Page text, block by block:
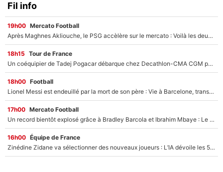
Fil info
19h00 Mercato Football
Après Maghnes Akliouche, le PSG accèlère sur le mercato : Voilà les deux nouvelles recrues qui vont signer la semaine prochaine ?
18h15 Tour de France
Un coéquipier de Tadej Pogacar débarque chez Decathlon-CMA CGM pour épauler Paul Seixas : «Mes meilleures années sont à venir»
18h00 Football
Lionel Messi est endeuillé par la mort de son père : Vie à Barcelone, transfert au PSG... voilà comment Jorge Messi a joué un rôle essentiel dans sa carrière !
17h00 Mercato Football
Un record bientôt explosé grâce à Bradley Barcola et Ibrahim Mbaye : Le PSG sur le point de réaliser un mercato historique ?
16h00 Équipe de France
Zinédine Zidane va sélectionner des nouveaux joueurs : L’IA dévoile les 5 cracks qui pourraient rapidement le rejoindre en équipe de France !